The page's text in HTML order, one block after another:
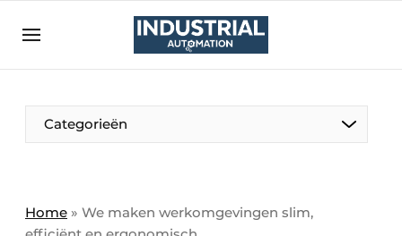
Aanmelden
Bedrijven
Bedrijven
Direct contact
Categorieën
Home » We maken werkomgevingen slim,